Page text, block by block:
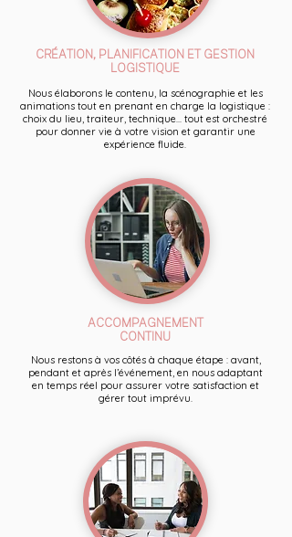
CRÉATION, PLANIFICATION ET GESTION
LOGISTIQUE
Nous élaborons le contenu, la scénographie et les
animations tout en prenant en charge la logistique :
choix du lieu, traiteur, technique... tout est orchestré
pour donner vie à votre vision et garantir une
expérience fluide.
ACCOMPAGNEMENT
CONTINU
Nous restons à vos côtés à chaque étape : avant,
pendant et après l’événement, en nous adaptant
en temps réel pour assurer votre satisfaction et
gérer tout imprévu.